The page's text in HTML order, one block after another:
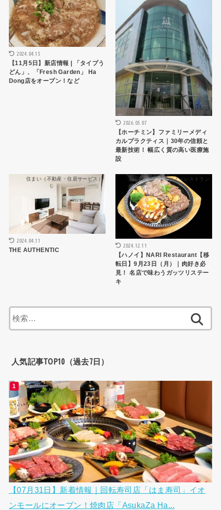
2024.04.15
【11月5日】新店情報 | 「タイプう
どん」、「Fresh Garden」 Ha
Dong店をオープン！など
2026.05.07
【ホーチミン】ファミリーメディ
カルプラクティス｜30年の信頼と
最新技術！ 幅広く質の高い医療施
設
住まい（不動産・住居サービス）
2024.04.11
THE AUTHENTIC
ハノイレストラン
2024.12.11
【ハノイ】NARI Restaurant【移
転日】9月23日（月）｜肉好き必
見！ 名店で味わうガッツリステー
キ
索:
人気記事TOP10（過去7日）
【07月31日】新着情報｜回転寿司店「はま寿司」イオ
ンモールにオープン！焼肉店「AsukaZa Ha...